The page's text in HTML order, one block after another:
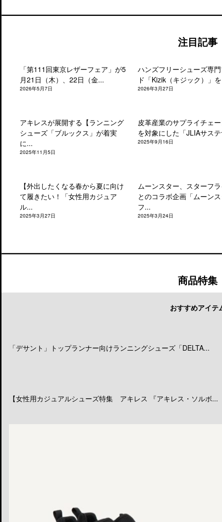
注目記事
「第111回東京レザーフェア」が5
月21日（木）、22日（金...
2026年5月7日
ハンズフリーシューズ専
ド「Kizik（キジック）」
2026年3月27日
アキレスが展開する【ランニング
シューズ「ブルックス」が着実
に...
2025年11月5日
皮革産業のサプライチェ
を対象にした「JLIAサス
2025年9月16日
【外出したくなる春から夏に向け
て履きたい！「女性用カジュア
ル...
2025年3月27日
ムーンスター、スターフ
とのコラボ企画「ムーン
フ...
2025年3月24日
商品特集
おすすめアイテ
「デサント」トップランナー向けランニングシューズ「DELTA...
【女性用カジュアルシューズ特集 アキレス 『アキレス・ソルボ...